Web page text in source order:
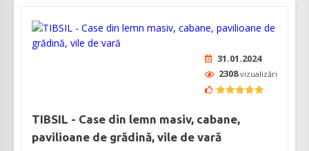
31.01.2024
2308vizualizări
TIBSIL - Case din lemn masiv, cabane,
pavilioane de grădină, vile de vară